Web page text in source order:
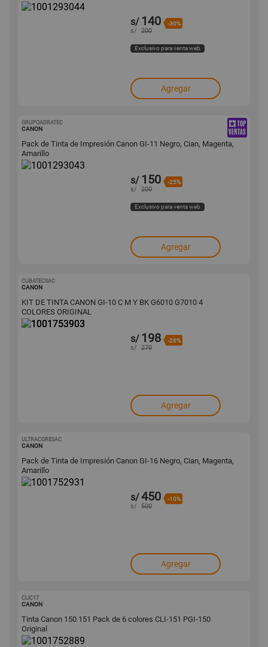
s/ 140 -30%
s/ 200
Exclusivo para venta web
Agregar
GRUPOADRATEC
CANON
Pack de Tinta de Impresión Canon GI-11 Negro, Cian, Magenta,
Amarillo
s/ 150 -25%
s/ 200
Exclusivo para venta web
Agregar
CUBATECSAC
CANON
KIT DE TINTA CANON GI-10 C M Y BK G6010 G7010 4
COLORES ORIGINAL
s/ 198 -26%
s/ 270
Agregar
ULTRACORESAC
CANON
Pack de Tinta de Impresión Canon GI-16 Negro, Cian, Magenta,
Amarillo
s/450 -10%
s/ 500
Agregar
CLIC17
CANON
Tinta Canon 150 151 Pack de 6 colores CLI-151 PGI-150
Original